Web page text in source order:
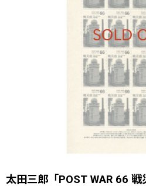
太田三郎「POST WAR 66